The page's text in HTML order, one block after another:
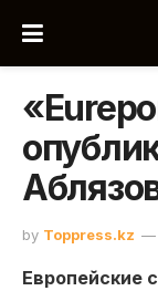
by Toppress.kz
Европейские